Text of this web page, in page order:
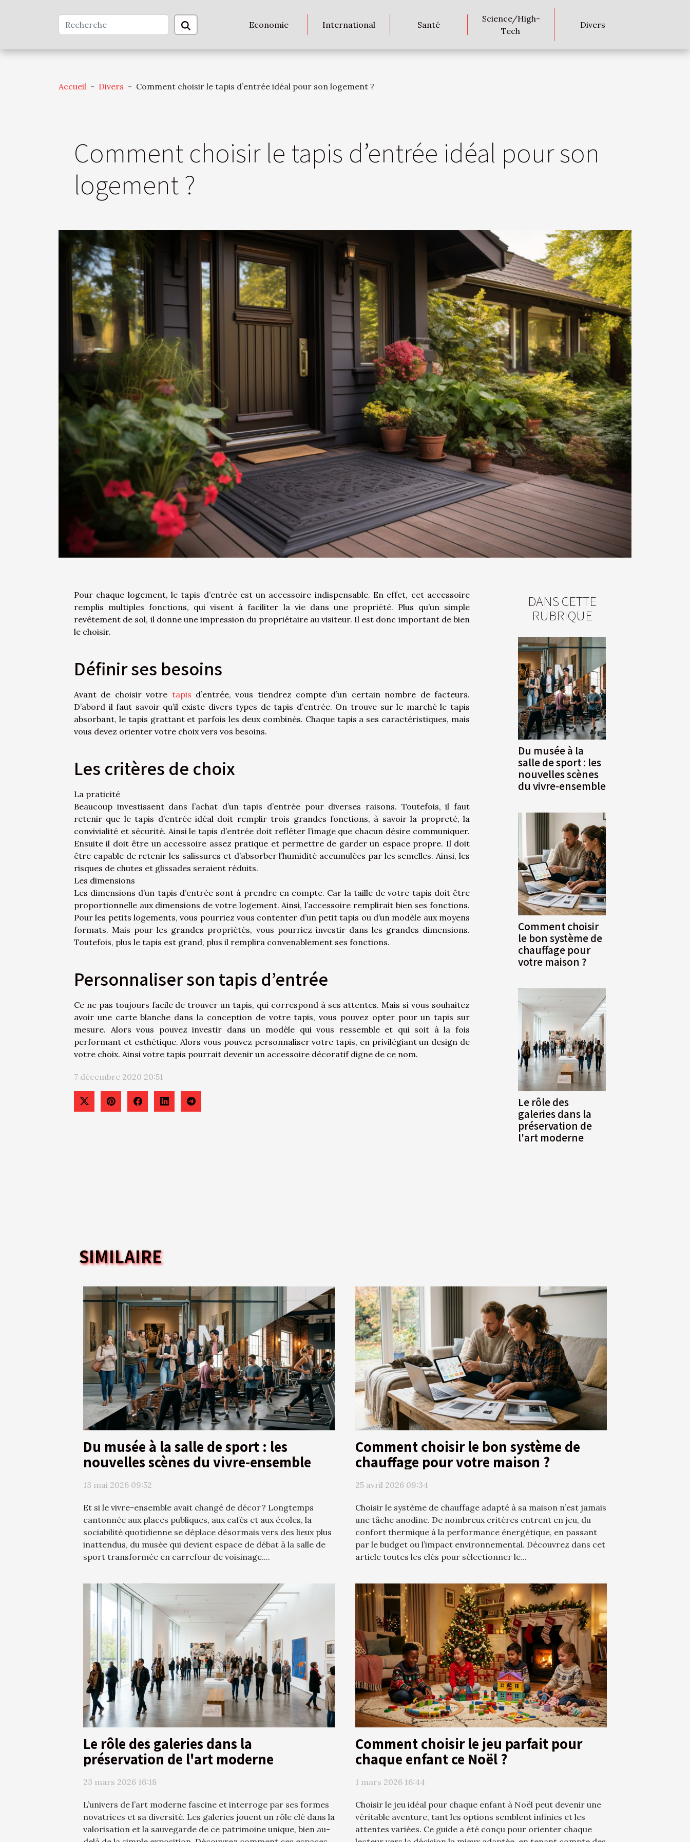
Economie International Santé
Science/High-
Tech
Divers
Accueil Divers Comment choisir le tapis d’entrée idéal pour son logement ?
Comment choisir le tapis d’entrée idéal pour son
logement ?
Pour chaque logement, le tapis d’entrée est un accessoire indispensable. En effet, cet accessoire
remplis multiples fonctions, qui visent à faciliter la vie dans une propriété. Plus qu’un simple
revêtement de sol, il donne une impression du propriétaire au visiteur. Il est donc important de bien
le choisir.
Définir ses besoins
Avant de choisir votre tapis d’entrée, vous tiendrez compte d’un certain nombre de facteurs.
D’abord il faut savoir qu’il existe divers types de tapis d’entrée. On trouve sur le marché le tapis
absorbant, le tapis grattant et parfois les deux combinés. Chaque tapis a ses caractéristiques, mais
vous devez orienter votre choix vers vos besoins.
Les critères de choix
La praticité
Beaucoup investissent dans l’achat d’un tapis d’entrée pour diverses raisons. Toutefois, il faut
retenir que le tapis d’entrée idéal doit remplir trois grandes fonctions, à savoir la propreté, la
convivialité et sécurité. Ainsi le tapis d’entrée doit refléter l’image que chacun désire communiquer.
Ensuite il doit être un accessoire assez pratique et permettre de garder un espace propre. Il doit
être capable de retenir les salissures et d’absorber l’humidité accumulées par les semelles. Ainsi, les
risques de chutes et glissades seraient réduits.
Les dimensions
Les dimensions d’un tapis d’entrée sont à prendre en compte. Car la taille de votre tapis doit être
proportionnelle aux dimensions de votre logement. Ainsi, l’accessoire remplirait bien ses fonctions.
Pour les petits logements, vous pourriez vous contenter d’un petit tapis ou d’un modèle aux moyens
formats. Mais pour les grandes propriétés, vous pourriez investir dans les grandes dimensions.
Toutefois, plus le tapis est grand, plus il remplira convenablement ses fonctions.
Personnaliser son tapis d’entrée
Ce ne pas toujours facile de trouver un tapis, qui correspond à ses attentes. Mais si vous souhaitez
avoir une carte blanche dans la conception de votre tapis, vous pouvez opter pour un tapis sur
mesure. Alors vous pouvez investir dans un modèle qui vous ressemble et qui soit à la fois
performant et esthétique. Alors vous pouvez personnaliser votre tapis, en privilégiant un design de
votre choix. Ainsi votre tapis pourrait devenir un accessoire décoratif digne de ce nom.
7 décembre 2020 20:51
DANS CETTE
RUBRIQUE
Du musée à la
salle de sport : les
nouvelles scènes
du vivre-ensemble
Comment choisir
le bon système de
chauffage pour
votre maison ?
Le rôle des
galeries dans la
préservation de
l'art moderne
SIMILAIRE
Du musée à la salle de sport : les
nouvelles scènes du vivre-ensemble
13 mai 2026 09:52
Et si le vivre-ensemble avait changé de décor ? Longtemps
cantonnée aux places publiques, aux cafés et aux écoles, la
sociabilité quotidienne se déplace désormais vers des lieux plus
inattendus, du musée qui devient espace de débat à la salle de
sport transformée en carrefour de voisinage....
Comment choisir le bon système de
chauffage pour votre maison ?
25 avril 2026 09:34
Choisir le système de chauffage adapté à sa maison n’est jamais
une tâche anodine. De nombreux critères entrent en jeu, du
confort thermique à la performance énergétique, en passant
par le budget ou l’impact environnemental. Découvrez dans cet
article toutes les clés pour sélectionner le...
Le rôle des galeries dans la
préservation de l'art moderne
23 mars 2026 16:18
L’univers de l’art moderne fascine et interroge par ses formes
novatrices et sa diversité. Les galeries jouent un rôle clé dans la
valorisation et la sauvegarde de ce patrimoine unique, bien au-
Comment choisir le jeu parfait pour
chaque enfant ce Noël ?
1 mars 2026 16:44
Choisir le jeu idéal pour chaque enfant à Noël peut devenir une
véritable aventure, tant les options semblent infinies et les
attentes variées. Ce guide a été conçu pour orienter chaque